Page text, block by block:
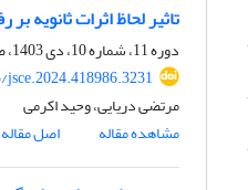
تاثیر لحاظ اثرات ثانویه
دوره 11، شماره 10، دی 1403، صفحه
مرتضی دریایی، وحید اکرمی
مشاهده مقاله
اصل مقاله